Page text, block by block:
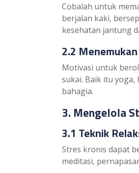
Cobalah untuk
berjalan kaki,
kesehatan jantung
2.2
Motivasi untuk
sukai. Baik itu
bahagia.
3. Mengelola
3.1 Teknik
Stres kronis dapat
meditasi,